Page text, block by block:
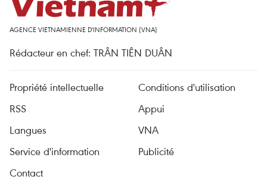
AGENCE VIETNAMIENNE D'INFORMATION (VNA)
Rédacteur en chef: TRÂN TIÊN DUÂN
Propriété intellectuelle
Conditions d'utilisation
RSS
Appui
Langues
VNA
Service d'information
Publicité
Contact